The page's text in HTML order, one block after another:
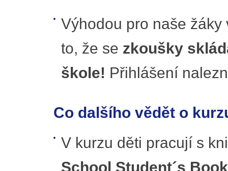
Výhodou pro naše
to, že se zkoušky
škole! Přihlášení
Co dalšího vědět o
V kurzu děti pracují s
School Student´s